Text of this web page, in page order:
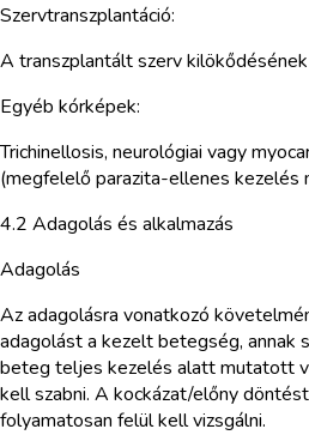
Szervtranszplantáció:
A transzplantált szerv
Egyéb kórképek:
Trichinellosis, neurológiai vagy
(megfelelő parazita-ellenes kezelés
4.2 Adagolás és alkalmazás
Adagolás
Az adagolásra vonatkozó
adagolást a kezelt betegség, annak
beteg teljes kezelés alatt mutatott
kell szabni. A kockázat/előny
folyamatosan felül kell vizsgálni.